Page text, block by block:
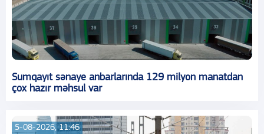
Sumqayıt sənaye anbarlarında 129 milyon manatdan
çox hazır məhsul var
5-08-2026, 11:46